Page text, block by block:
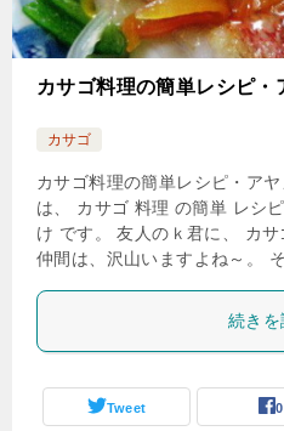
カサゴ料理の簡単レシピ
カサゴ
カサゴ料理の簡単レシピ・ア
は、 カサゴ 料理 の簡単 レシ
け です。 友人のｋ君に、 カ
仲間は、沢山いますよね～。
続き
Tweet 0